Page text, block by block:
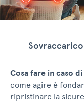
Cosa fare in caso
come agire è
ripristinare la